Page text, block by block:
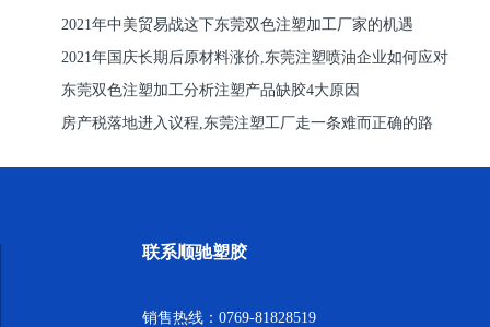
2021年中美贸易战这下东莞双色注塑加工厂家的机遇
2021年国庆长期后原材料涨价,东莞注塑喷油企业如何应对
东莞双色注塑加工分析注塑产品缺胶4大原因
房产税落地进入议程,东莞注塑工厂走一条难而正确的路
联系顺驰塑胶
销售热线：0769-81828519